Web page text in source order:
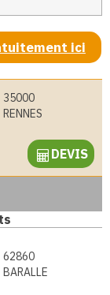
ici
35000
RENNES
DEVIS
62860
BARALLE